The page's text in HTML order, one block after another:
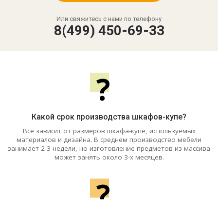
Или свяжитесь с нами по телефону
8(499) 450-69-33
?
Какой срок производства шкафов-купе?
Все зависит от размеров шкафа-купе, используемых
материалов и дизайна. В среднем производство мебели
занимает 2-3 недели, но изготовление предметов из массива
может занять около 3-х месяцев.